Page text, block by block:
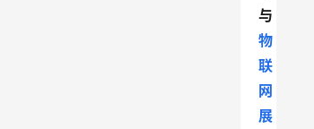
与
物
联
网
展